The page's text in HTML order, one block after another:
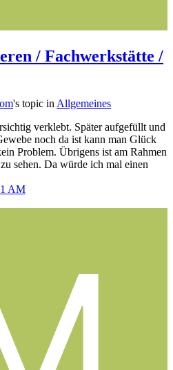
/ Fachwerkstätte /
's topic inAllgemeines
verklebt. Später aufgefüllt und
noch da ist kann man Glück
Problem. Übrigens ist am Rahmen
sehen. Da würde ich mal einen
AM